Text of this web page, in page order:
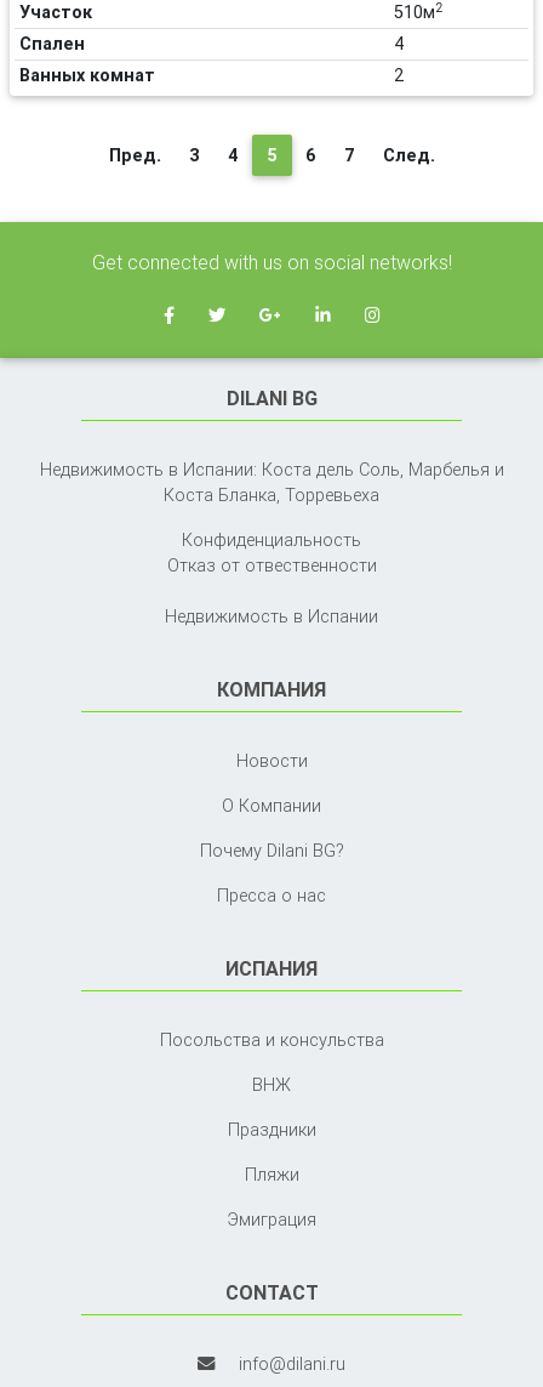
Участок 510м2
Спален
4
Ванных комнат
2
Пред. 3 4 5(текущая)
6 7 След.
Get connected with us on social networks!
DILANI BG
Недвижимость в Испании: Коста дель Соль, Марбелья и
Коста Бланка, Торревьеха
Конфиденциальность
Отказ от отвественности
Недвижимость в Испании
КОМПАНИЯ
Новости
О Компании
Почему Dilani BG?
Пресса о нас
ИСПАНИЯ
Посольства и консульства
ВНЖ
Праздники
Пляжи
Эмиграция
CONTACT
info@dilani.ru